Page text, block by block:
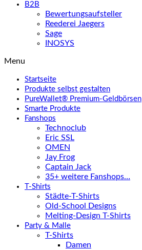
B2B
Bewertungsaufsteller
Reederei Jaegers
Sage
INOSYS
Menu
Startseite
Produkte selbst gestalten
PureWallet® Premium-Geldbörsen
Smarte Produkte
Fanshops
Technoclub
Eric SSL
OMEN
Jay Frog
Captain Jack
35+ weitere Fanshops…
T-Shirts
Städte-T-Shirts
Old-School Designs
Melting-Design T-Shirts
Party & Malle
T-Shirts
Damen